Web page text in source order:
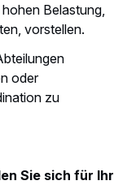
Belastung,
vorstellen.
oder
zu
Sie sich für Ihr